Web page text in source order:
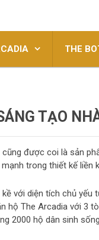
THE
TẠO
cũng được coi là sản
trong thiết kế liền
với diện tích chủ
hộ The Arcadia với 3
2000 hộ dân sinh